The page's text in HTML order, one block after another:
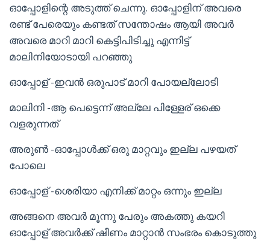
ഓപ്പോളിന്റെ അടുത്ത് ചെന്നു. ഓപ്പോളിന് അവരെ
രണ്ട് പേരെയും കണ്ടത് സന്തോഷം ആയി അവർ
അവരെ മാറി മാറി കെട്ടിപിടിച്ചു എന്നിട്ട്
മാലിനിയോടായി പറഞ്ഞു
ഓപ്പോള് -ഇവൻ ഒരുപാട് മാറി പോയല്ലോടി
മാലിനി -ആ പെട്ടെന്ന് അല്ലേ പിള്ളേര് ഒക്കെ
വളരുന്നത്
അരുൺ -ഓപ്പോൾക്ക് ഒരു മാറ്റവും ഇല്ല പഴയത്
പോലെ
ഓപ്പോള് -ശെരിയാ എനിക്ക് മാറ്റം ഒന്നും ഇല്ല
അങ്ങനെ അവർ മൂന്നു പേരും അകത്തു കയറി
ഓപ്പോള് അവർക്ക് ഷീണം മാറ്റാൻ സംഭരം കൊടുത്തു